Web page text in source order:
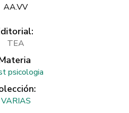
AA.VV
TEA
psicologia
VARIAS